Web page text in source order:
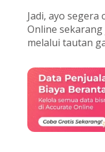
Jadi, ayo segera
Online
melalui tautan